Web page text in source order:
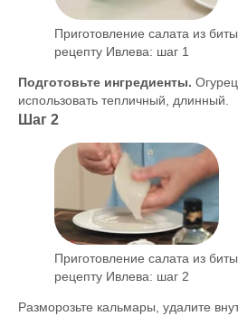
Приготовление салата из
рецепту Ивлева: шаг 1
Подготовьте ингредиенты.
использовать тепличный, длинный.
Шаг 2
Приготовление салата из
рецепту Ивлева: шаг 2
Разморозьте кальмары, удалите